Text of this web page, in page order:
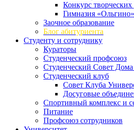
Конкурс творческих
Гимназия «Ольгино»
Заочное образование
Блог абитуриента
Студенту и сотруднику
Кураторы
Студенческий профсоюз
Студенческий Совет Дома
Студенческий клуб
Совет Клуба
Досуговые
Спортивный комплекс и
Питание
Профсоюз сотрудников